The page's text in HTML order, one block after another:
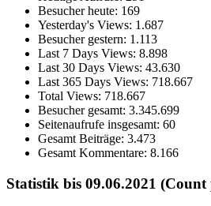
Besucher heute: 169
Yesterday's Views: 1.687
Besucher gestern: 1.113
Last 7 Days Views: 8.898
Last 30 Days Views: 43.630
Last 365 Days Views: 718.667
Total Views: 718.667
Besucher gesamt: 3.345.699
Seitenaufrufe insgesamt: 60
Gesamt Beiträge: 3.473
Gesamt Kommentare: 8.166
Statistik bis 09.06.2021 (Count